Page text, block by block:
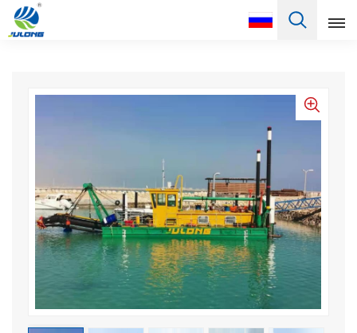
Pусский
English
Español
Português
Türkçe
العربية